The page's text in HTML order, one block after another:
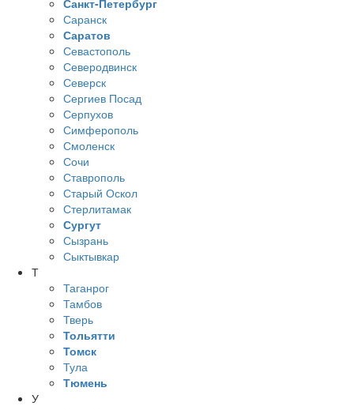
Санкт-Петербург
Саранск
Саратов
Севастополь
Северодвинск
Северск
Сергиев Посад
Серпухов
Симферополь
Смоленск
Сочи
Ставрополь
Старый Оскол
Стерлитамак
Сургут
Сызрань
Сыктывкар
Т
Таганрог
Тамбов
Тверь
Тольятти
Томск
Тула
Тюмень
У